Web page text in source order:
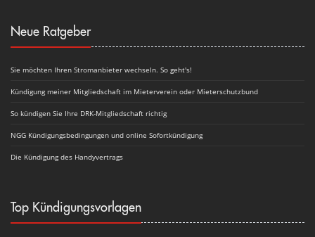
Neue Ratgeber
Sie möchten Ihren Stromanbieter wechseln. So geht's!
Kündigung meiner Mitgliedschaft im Mieterverein oder Mieterschutzbund
So kündigen Sie Ihre DRK-Mitgliedschaft richtig
NGG Kündigungsbedingungen und online Sofortkündigung
Die Kündigung des Handyvertrags
Top Kündigungsvorlagen